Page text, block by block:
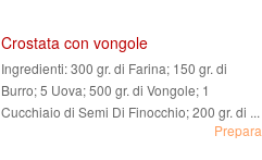
Crostata con vongole
Ingredienti:300 gr. di Farina; 150 gr. di
Burro; 5 Uova; 500 gr. di Vongole; 1
Cucchiaio di Semi Di Finocchio; 200 gr. di ...
Prepara